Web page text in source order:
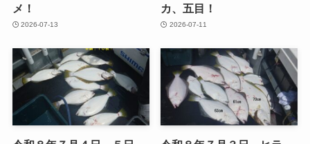
メ！
2026-07-13
カ、五目！
2026-07-11